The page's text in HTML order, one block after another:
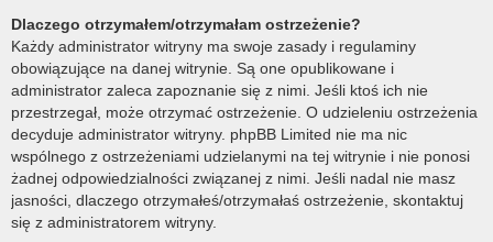
Dlaczego otrzymałem/otrzymałam ostrzeżenie?
Każdy administrator witryny ma swoje zasady i regulaminy
obowiązujące na danej witrynie. Są one opublikowane i
administrator zaleca zapoznanie się z nimi. Jeśli ktoś ich nie
przestrzegał, może otrzymać ostrzeżenie. O udzieleniu ostrzeżenia
decyduje administrator witryny. phpBB Limited nie ma nic
wspólnego z ostrzeżeniami udzielanymi na tej witrynie i nie ponosi
żadnej odpowiedzialności związanej z nimi. Jeśli nadal nie masz
jasności, dlaczego otrzymałeś/otrzymałaś ostrzeżenie, skontaktuj
się z administratorem witryny.